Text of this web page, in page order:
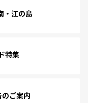
・江の島
特集
のご案内